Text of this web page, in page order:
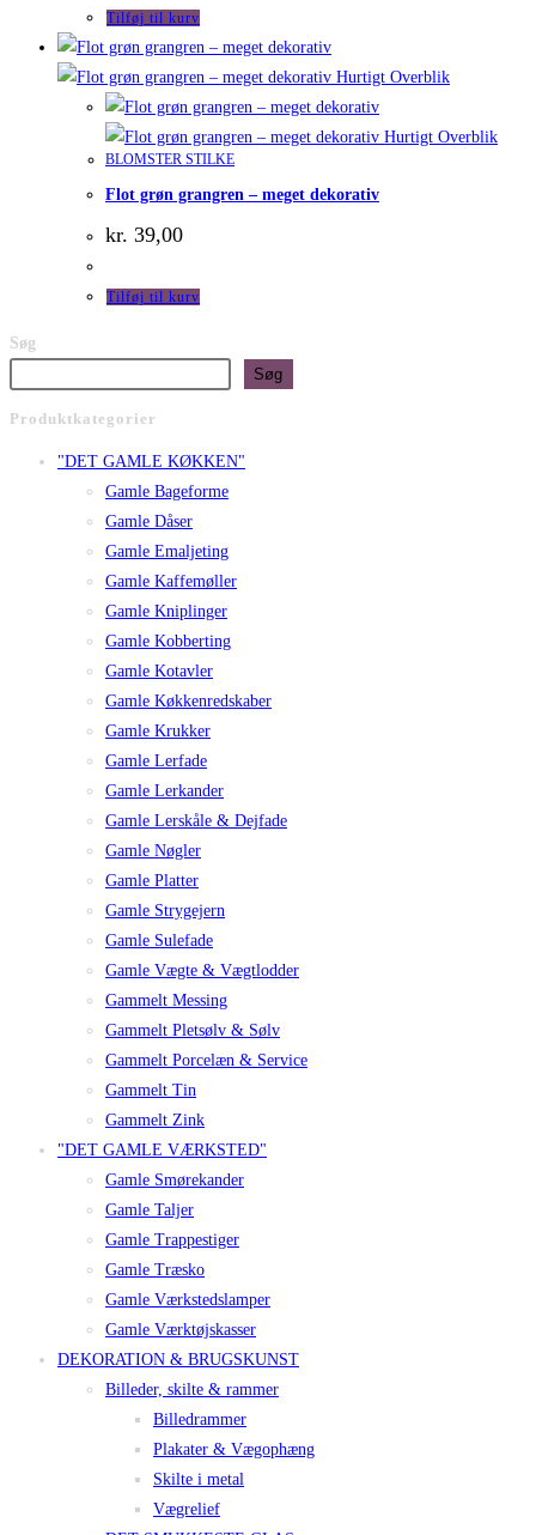
Tilføj til kurv
Hurtigt Overblik
Hurtigt Overblik
BLOMSTER STILKE
Flot grøn grangren – meget dekorativ
kr. 39,00
Tilføj til kurv
Søg
Søg
Produktkategorier
"DET GAMLE KØKKEN"
Gamle Bageforme
Gamle Dåser
Gamle Emaljeting
Gamle Kaffemøller
Gamle Kniplinger
Gamle Kobberting
Gamle Kotavler
Gamle Køkkenredskaber
Gamle Krukker
Gamle Lerfade
Gamle Lerkander
Gamle Lerskåle & Dejfade
Gamle Nøgler
Gamle Platter
Gamle Strygejern
Gamle Sulefade
Gamle Vægte & Vægtlodder
Gammelt Messing
Gammelt Pletsølv & Sølv
Gammelt Porcelæn & Service
Gammelt Tin
Gammelt Zink
"DET GAMLE VÆRKSTED"
Gamle Smørekander
Gamle Taljer
Gamle Trappestiger
Gamle Træsko
Gamle Værkstedslamper
Gamle Værktøjskasser
DEKORATION & BRUGSKUNST
Billeder, skilte & rammer
Billedrammer
Plakater & Vægophæng
Skilte i metal
Vægrelief